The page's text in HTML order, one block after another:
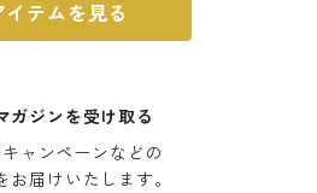
イテムを見る
ガジンを受け取る
ャンペーンなどの
お届けいたします。